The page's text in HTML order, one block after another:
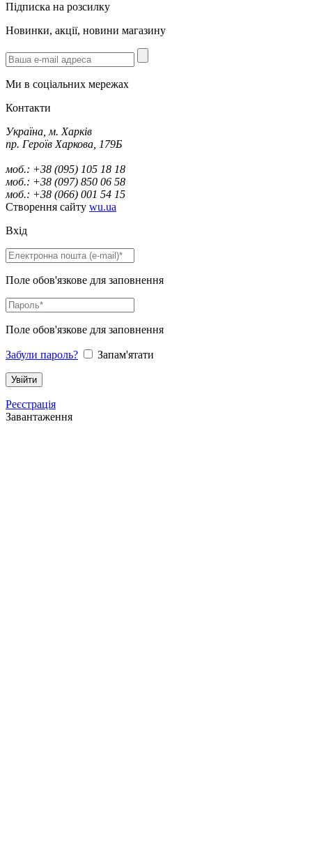
Підписка на розсилку
Новинки, акції, новини магазину
Ми в соціальних мережах
Контакти
Україна, м. Харків
пр. Героїв Харкова, 179Б
моб.: +38 (095) 105 18 18
моб.: +38 (097) 850 06 58
моб.: +38 (066) 001 54 15
Створення сайту wu.ua
Вхід
Поле обов'язкове для заповнення
Поле обов'язкове для заповнення
Забули пароль? Запам'ятати
Реєстрація
Завантаження